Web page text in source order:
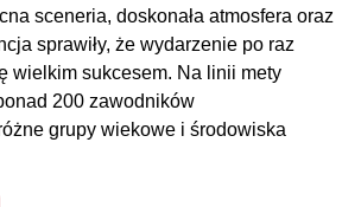
sceneria, doskonała atmosfera oraz
sprawiły, że wydarzenie po raz
wielkim sukcesem. Na linii mety
200 zawodników
grupy wiekowe i środowiska